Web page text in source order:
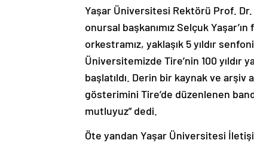
Yaşar Üniversitesi Rektörü Prof. Dr.
onursal başkanımız Selçuk
orkestramız, yaklaşık 5 yıldır
Üniversitemizde Tire’nin 100 yıldır
başlatıldı. Derin bir kaynak ve arşiv
gösterimini Tire’de düzenlenen
mutluyuz” dedi.
Öte yandan Yaşar Üniversitesi